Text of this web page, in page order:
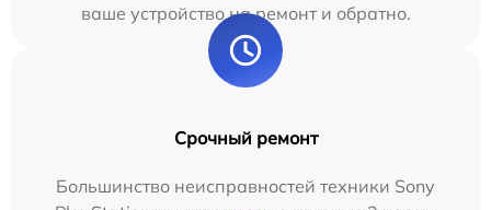
ваше устройство на ремонт и обратно.
Срочный ремонт
Большинство неисправностей техники Sony